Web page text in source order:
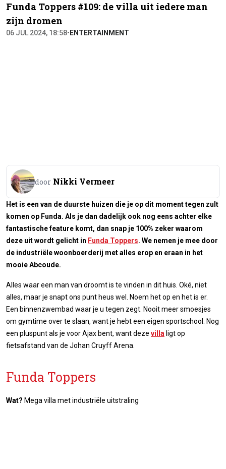
Funda Toppers #109: de villa uit iedere man
zijn dromen
06 JUL 2024, 18:58• ENTERTAINMENT
door Nikki Vermeer
Het is een van de duurste huizen die je op dit moment tegen zult
komen op Funda. Als je dan dadelijk ook nog eens achter elke
fantastische feature komt, dan snap je 100% zeker waarom
deze uit wordt gelicht in Funda Toppers. We nemen je mee door
de industriële woonboerderij met alles erop en eraan in het
mooie Abcoude.
Alles waar een man van droomt is te vinden in dit huis. Oké, niet
alles, maar je snapt ons punt heus wel. Noem het op en het is er.
Een binnenzwembad waar je u tegen zegt. Nooit meer smoesjes
om gymtime over te slaan, want je hebt een eigen sportschool. Nog
een pluspunt als je voor Ajax bent, want deze villa ligt op
fietsafstand van de Johan Cruyff Arena.
Funda Toppers
Wat? Mega villa met industriële uitstraling